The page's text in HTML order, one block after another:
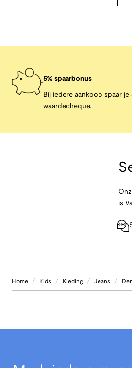
5% spaarbonus
Bij iedere aankoop spaar
waardecheque.
is
Home / Kids / Kleding / Jeans /